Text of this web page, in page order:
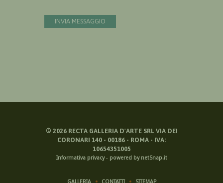
INVIA MESSAGGIO
© 2026RECTA GALLERIA D'ARTE SRL VIA DEI
CORONARI 140 - 00186 - ROMA - IVA:
10654351005
Informativa privacy- powered by netSnap.it